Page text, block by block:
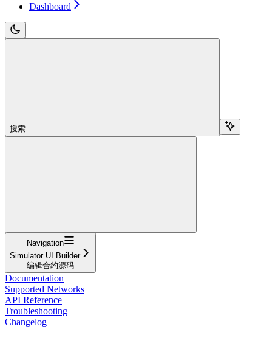
Dashboard
搜索...
Navigation
Simulator UI Builder
编辑合约源码
Documentation
Supported Networks
API Reference
Troubleshooting
Changelog